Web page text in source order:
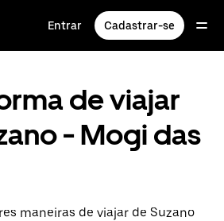
Entrar Cadastrar-se
de viajar
- Mogi das
maneiras de viajar de Suzano